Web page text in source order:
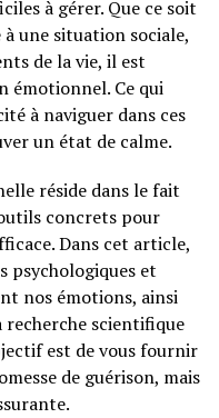
à gérer. Que ce soit
une situation sociale,
de la vie, il est
émotionnel. Ce qui
à naviguer dans ces
un état de calme.
réside dans le fait
concrets pour
Dans cet article,
psychologiques et
nos émotions, ainsi
recherche scientifique
est de vous fournir
de guérison, mais